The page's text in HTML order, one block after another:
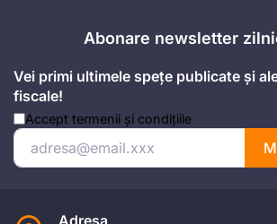
Abonare newsletter
Vei primi ultimele spețe publicate și
fiscale!
Accept termenii și condițiile
Adresa